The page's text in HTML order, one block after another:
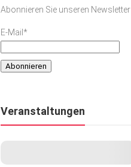
Abonnieren Sie unseren Newsletter
E-Mail*
Veranstaltungen